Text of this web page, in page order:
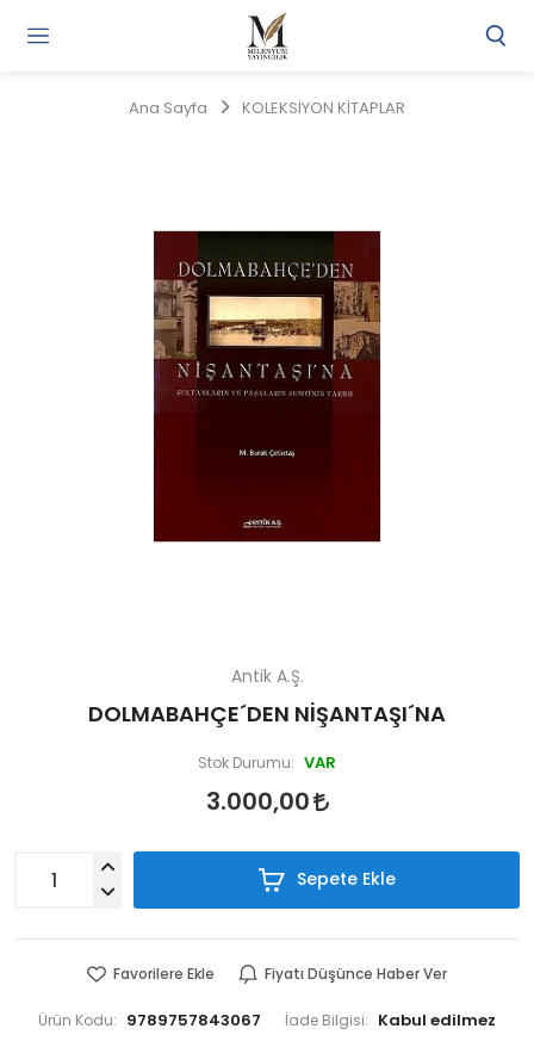
Ana Sayfa KOLEKSİYON KİTAPLAR
Antik A.Ş.
DOLMABAHÇE´DEN NİŞANTAŞI´NA
Stok Durumu: VAR
3.000,00
Sepete Ekle
Favorilere Ekle Fiyatı Düşünce Haber Ver
Ürün Kodu: 9789757843067 İade Bilgisi: